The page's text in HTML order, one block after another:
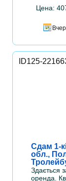
Цена:
ID125-
Сдам 1-
обл.,
Здається
оренда.